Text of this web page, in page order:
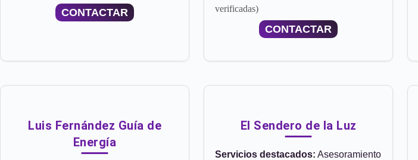
CONTACTAR
verificadas)
CONTACTAR
Luis Fernández Guía de
Energía
El Sendero de la Luz
Servicios destacados: Asesoramiento